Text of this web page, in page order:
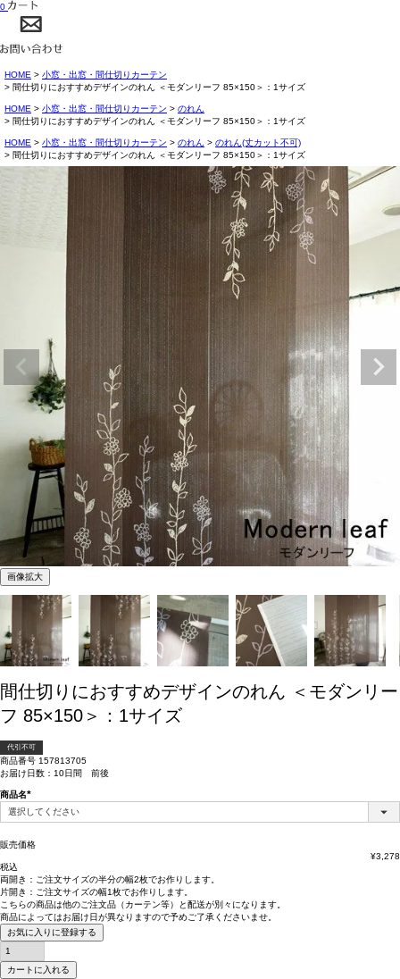
0
HOME
小窓・出窓・間仕切りカーテン
間仕切りにおすすめデザインのれん ＜モダンリーフ 85×150＞：1サイズ
HOME 小窓・出窓・間仕切りカーテン
のれん
間仕切りにおすすめデザインのれん ＜モダンリーフ 85×150＞：1サイズ
HOME 小窓・出窓・間仕切りカーテン のれん
のれん(丈カット不可)
間仕切りにおすすめデザインのれん ＜モダンリーフ 85×150＞：1サイズ
画像拡大
間仕切りにおすすめデザインのれん ＜モダンリー
フ 85×150＞：1サイズ
代引不可
商品番号 157813705
お届け日数：10日間 前後
商品名
(必
須)
販売価格
¥3,278
税込
両開き： ご注文サイズの半分の幅2枚でお作りします。
片開き： ご注文サイズの幅1枚でお作りします。
こちらの商品は他のご注文品（カーテン等）と配送が別々 になります。
商品によってはお届け日が異なりますので予めご了承くださいませ。
お気に入りに登録する
カートに入れる